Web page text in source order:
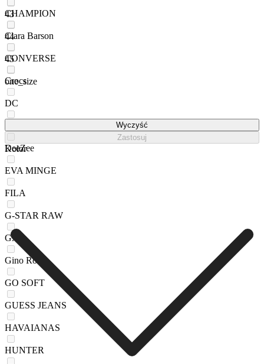
43
44
45
one_size
CHAMPION
Clara Barson
CONVERSE
Crocs
DC
DeeZee
EVA MINGE
FILA
G-STAR RAW
GAP
Gino Rossi
GO SOFT
GUESS JEANS
HAVAIANAS
HUNTER
Wyczyść
Zastosuj
Kolor